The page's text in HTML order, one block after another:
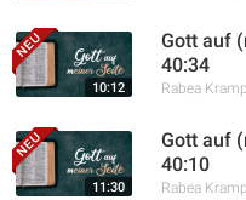
10:12
Gott auf
40:34
Rabea Kramp
11:30
Gott auf
40:10
Rabea Kramp